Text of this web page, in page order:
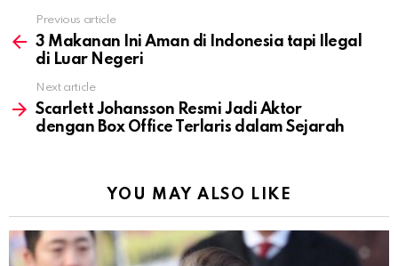
more
Previous article
3 Makanan Ini Aman di Indonesia tapi Ilegal
di Luar Negeri
Next article
Scarlett Johansson Resmi Jadi Aktor
dengan Box Office Terlaris dalam Sejarah
YOU MAY ALSO LIKE